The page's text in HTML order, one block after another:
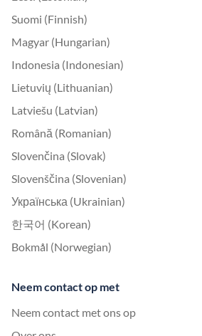
Suomi (Finnish)
Magyar (Hungarian)
Indonesia (Indonesian)
Lietuvių (Lithuanian)
Latviešu (Latvian)
Română (Romanian)
Slovenčina (Slovak)
Slovenščina (Slovenian)
Українська (Ukrainian)
한국어 (Korean)
Bokmål (Norwegian)
Neem contact op met
Neem contact met ons op